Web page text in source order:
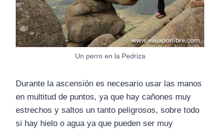
Un perro en la Pedriza
Durante la ascensión es necesario usar las manos
en multitud de puntos, ya que hay cañones muy
estrechos y saltos un tanto peligrosos, sobre todo
si hay hielo o agua ya que pueden ser muy